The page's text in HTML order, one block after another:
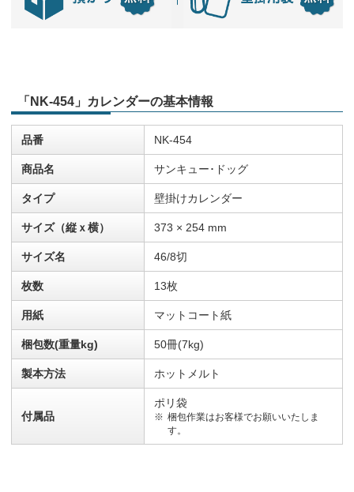
「NK-454」カレンダーの基本情報
品番 NK-454
商品名 サンキュー･ドッグ
タイプ 壁掛けカレンダー
サイズ（縦ｘ横） 373 × 254 mm
サイズ名 46/8切
枚数 13枚
用紙 マットコート紙
梱包数(重量kg) 50冊(7kg)
製本方法 ホットメルト
付属品
ポリ袋
梱包作業はお客様でお願いいたしま
す。